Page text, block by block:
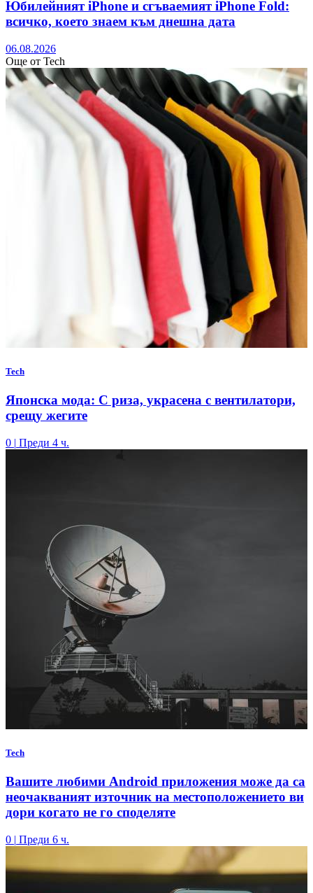
Юбилейният iPhone и сгъваемият iPhone Fold:
всичко, което знаем към днешна дата
06.08.2026
Още от Tech
Tech
Японска мода: С риза, украсена с вентилатори,
срещу жегите
0 | Преди 4 ч.
Tech
Вашите любими Android приложения може да са
неочакваният източник на местоположението ви
дори когато не го споделяте
0 | Преди 6 ч.